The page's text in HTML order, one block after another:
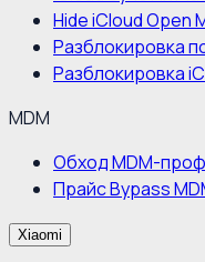
Hide iCloud Open
Разблокировка
Разблокировка
MDM
Обход MDM-
Прайс Bypass
Xiaomi